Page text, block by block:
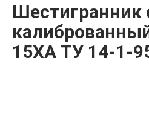
Шестигранник
15ХА ТУ 14-1-